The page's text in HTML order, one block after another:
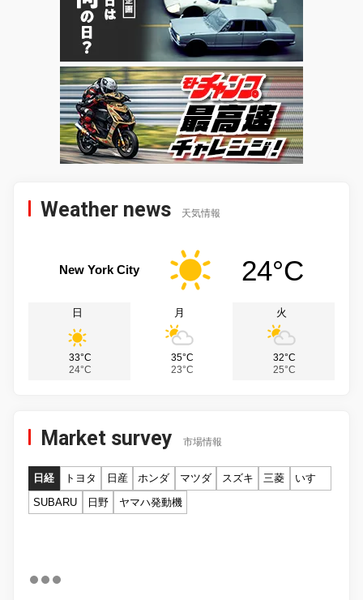
Weather news 天気情報
New York City 24°C
日
33°C
24°C
月
35°C
23°C
火
32°C
25°C
Market survey 市場情報
日経 トヨタ 日産 ホンダ マツダ スズキ 三菱
いすゞ
SUBARU
日野 ヤマハ発動機